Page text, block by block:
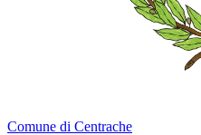
Comune di Centrache